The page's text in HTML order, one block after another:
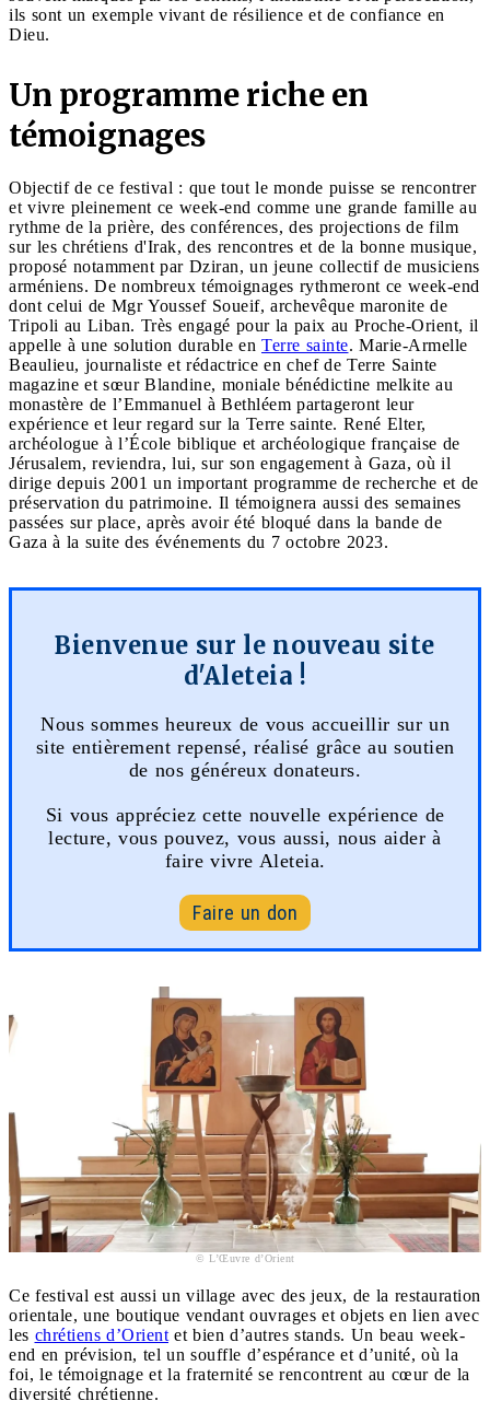
ils sont un exemple vivant de résilience et de confiance en
Dieu.
Un programme riche en
témoignages
Objectif de ce festival : que tout le monde puisse se rencontrer
et vivre pleinement ce week-end comme une grande famille au
rythme de la prière, des conférences, des projections de film
sur les chrétiens d'Irak, des rencontres et de la bonne musique,
proposé notamment par Dziran, un jeune collectif de musiciens
arméniens. De nombreux témoignages rythmeront ce week-end
dont celui de Mgr Youssef Soueif, archevêque maronite de
Tripoli au Liban. Très engagé pour la paix au Proche-Orient, il
appelle à une solution durable en Terre sainte. Marie-Armelle
Beaulieu, journaliste et rédactrice en chef de Terre Sainte
magazine et sœur Blandine, moniale bénédictine melkite au
monastère de l’Emmanuel à Bethléem partageront leur
expérience et leur regard sur la Terre sainte. René Elter,
archéologue à l’École biblique et archéologique française de
Jérusalem, reviendra, lui, sur son engagement à Gaza, où il
dirige depuis 2001 un important programme de recherche et de
préservation du patrimoine. Il témoignera aussi des semaines
passées sur place, après avoir été bloqué dans la bande de
Gaza à la suite des événements du 7 octobre 2023.
Bienvenue sur le nouveau site
d'Aleteia !
Nous sommes heureux de vous accueillir sur un
site entièrement repensé, réalisé grâce au soutien
de nos généreux donateurs.
Si vous appréciez cette nouvelle expérience de
lecture, vous pouvez, vous aussi, nous aider à
faire vivre Aleteia.
Faire un don
© L’Œuvre d’Orient
Ce festival est aussi un village avec des jeux, de la restauration
orientale, une boutique vendant ouvrages et objets en lien avec
les chrétiens d’Orient et bien d’autres stands. Un beau week-
end en prévision, tel un souffle d’espérance et d’unité, où la
foi, le témoignage et la fraternité se rencontrent au cœur de la
diversité chrétienne.